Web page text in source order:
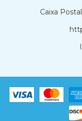
Caixa